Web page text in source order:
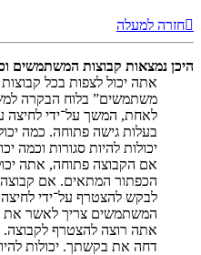
חזרה למעלה
היכן נמצאות קבוצות המשתמשים
אתה יכול לצפות בכל
משתמשים” בלוח הבקרה
לאחת, המשך על־ידי לחיצה
בעלות גישה פתוחה. כמה
יכולות להיות סגורות וכמה
אם הקבוצה פתוחה, אתה
הכפתור המתאים. אם
לבקש להצטרף על־ידי
המשתמשים צריך לאשר את
אתה רוצה להצטרף
דחה את בקשתך. יכולות